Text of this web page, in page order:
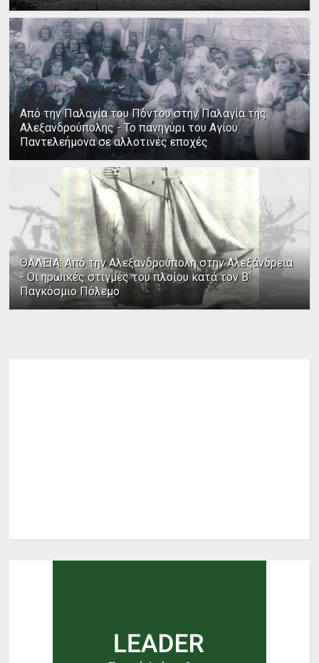
Από την Παλαγία του Πόντου στην Παλαγία της
Αλεξανδρούπολης - Το πανηγύρι του Αγίου
Παντελεήμονα σε αλλοτινές εποχές
ΘΑΛΕΙΑ: Από την Αλεξανδρούπολη στην Αλεξάνδρεια
- Οι ηρωικές στιγμές του πλοίου κατά τον Β΄
Παγκόσμιο Πόλεμο